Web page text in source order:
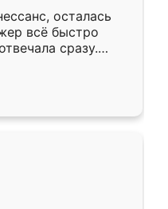
осталась
всё быстро
сразу.
подошёл к
Собрали
аккуратно, даже